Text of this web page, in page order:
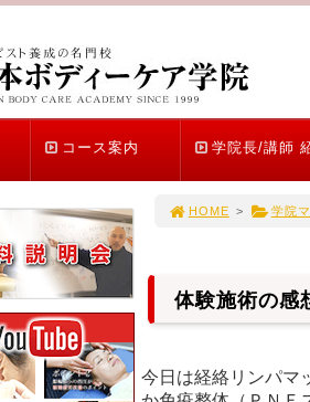
コース案内 学院長/講師
HOME > 学院
体験施術の感
今日は経絡リンパマ